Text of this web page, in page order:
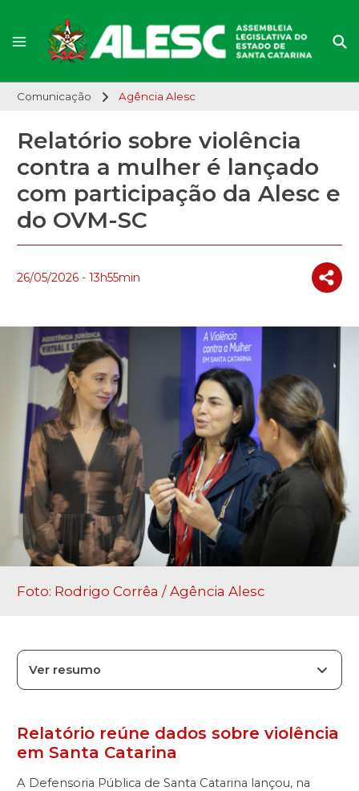
Comunicação Agência Alesc
Relatório sobre violência
contra a mulher é lançado
com participação da Alesc e
do OVM-SC
26/05/2026 - 13h55min
Foto: Rodrigo Corrêa / Agência Alesc
Ver resumo
Relatório reúne dados sobre violência
em Santa Catarina
A Defensoria Pública de Santa Catarina lançou, na